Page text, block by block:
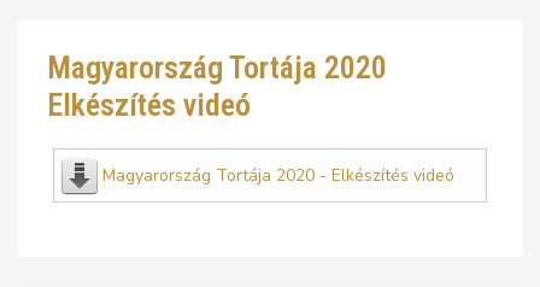
Magyarország Tortája 2020
Elkészítés videó
Magyarország Tortája 2020 - Elkészítés videó